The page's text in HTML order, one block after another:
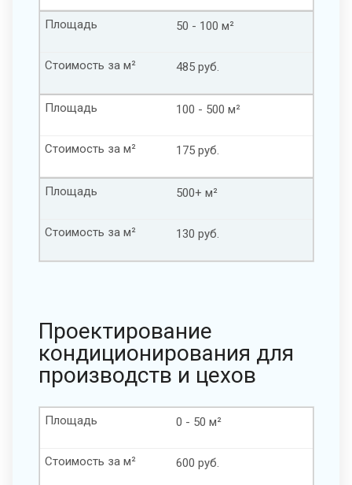
50 - 100 м²
Площадь
485 руб.
Стоимость за м²
100 - 500 м²
Площадь
175 руб.
Стоимость за м²
500+ м²
Площадь
130 руб.
Стоимость за м²
Проектирование
кондиционирования для
производств и цехов
0 - 50 м²
Площадь
600 руб.
Стоимость за м²